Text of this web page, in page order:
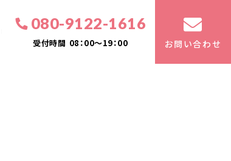
080-9122-1616
受付時間 08：00～19：00 お問い合わせ